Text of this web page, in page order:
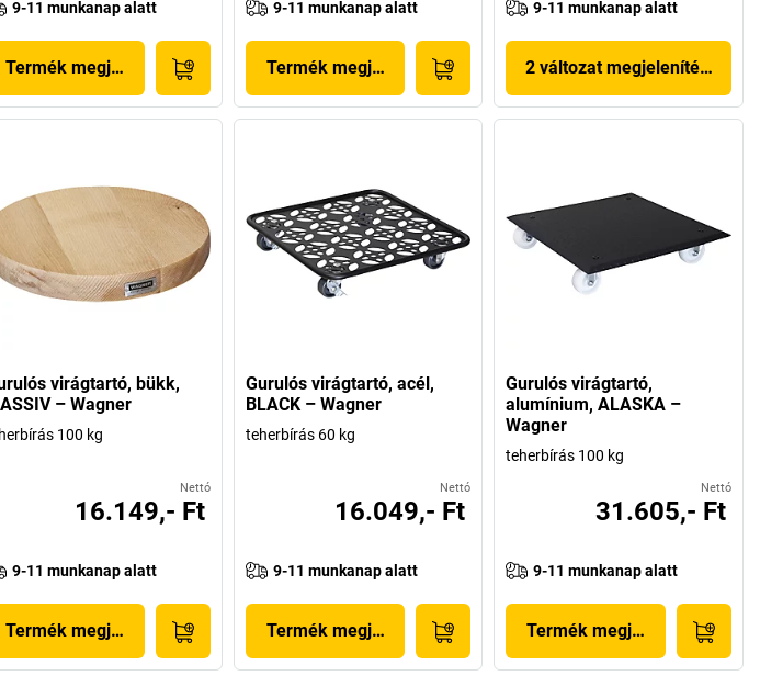
9-11 munkanap alatt
Termék megjelenítése
9-11 munkanap alatt
Termék megjelenítése
9-11 munkanap alatt
2 változat megjelenítése
virágtartó, bükk,
– Wagner
100 kg
Nettó
16.149,- Ft
9-11 munkanap alatt
Termék megjelenítése
Gurulós virágtartó, acél,
BLACK – Wagner
teherbírás 60 kg
Nettó
16.049,- Ft
9-11 munkanap alatt
Termék megjelenítése
Gurulós virágtartó,
alumínium, ALASKA –
Wagner
teherbírás 100 kg
Nettó
31.605,- Ft
9-11 munkanap alatt
Termék megjelenítése